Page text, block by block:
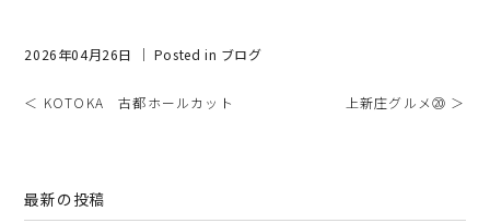
2026年04月26日 ｜ Posted in ブログ
＜ KOTOKA 古都ホールカット 上新庄グルメ⑳ ＞
最新の投稿